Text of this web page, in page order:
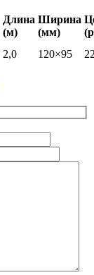
Длина
(м)
Ширина
(мм)
2,0 120×95